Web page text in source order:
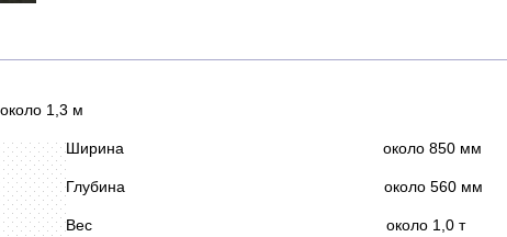
м
Ширина около 850 мм
Глубина около 560 мм
Вес около 1,0 т